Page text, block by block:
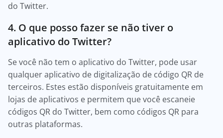
do Twitter.
4. O que posso fazer se não tiver o
aplicativo do Twitter?
Se você não tem o aplicativo do Twitter, pode usar
qualquer aplicativo de digitalização de código QR de
terceiros. Estes estão disponíveis gratuitamente em
lojas de aplicativos e permitem que você escaneie
códigos QR do Twitter, bem como códigos QR para
outras plataformas.